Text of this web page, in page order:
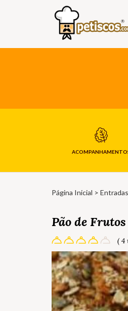
Página Inicial >
Pão de
( 4